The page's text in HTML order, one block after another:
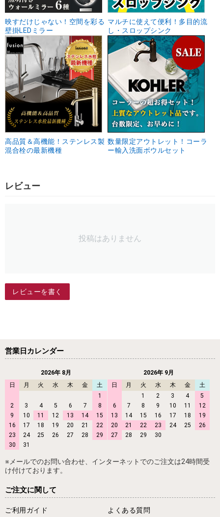
映すだけじゃない！空間を彩る
壁掛LEDミラー
マルチに使えて便利！多目的流
し・スロップシンク
高品質＆高機能！ステンレス製
混合栓の最新機種
数量限定アウトレット！コーラ
ー輸入洗面ボウルセット
レビュー
投稿はありません
レビューを書く
営業日カレンダー
2026年 8月
日
月 火 水 木 金
土
1
2
3 4 5 6 7
8
9
10 11 12 13 14
15
16
17 18 19 20 21
22
23
24 25 26 27 28
29
30
31
2026年 9月
日
月 火 水 木 金
土
1
2 3 4
5
6
7 8 9 10 11
12
13
14 15 16 17 18
19
20
21 22 23 24 25
26
27
28 29 30
※メールでのお問い合わせ、インターネットでのご注文は24時間受
け付けております。
ご注文に関して
ご利用ガイド
よくある質問